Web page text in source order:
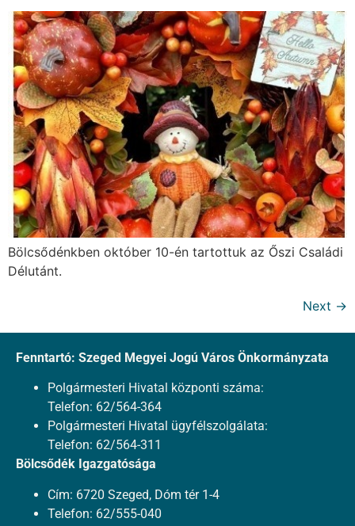
Bölcsődénkben október 10-én tartottuk az Őszi Családi
Délutánt.
Next →
Fenntartó: Szeged Megyei Jogú Város Önkormányzata
Polgármesteri Hivatal központi száma:
Telefon: 62/564-364
Polgármesteri Hivatal ügyfélszolgálata:
Telefon: 62/564-311
Bölcsődék Igazgatósága
Cím: 6720 Szeged, Dóm tér 1-4
Telefon: 62/555-040